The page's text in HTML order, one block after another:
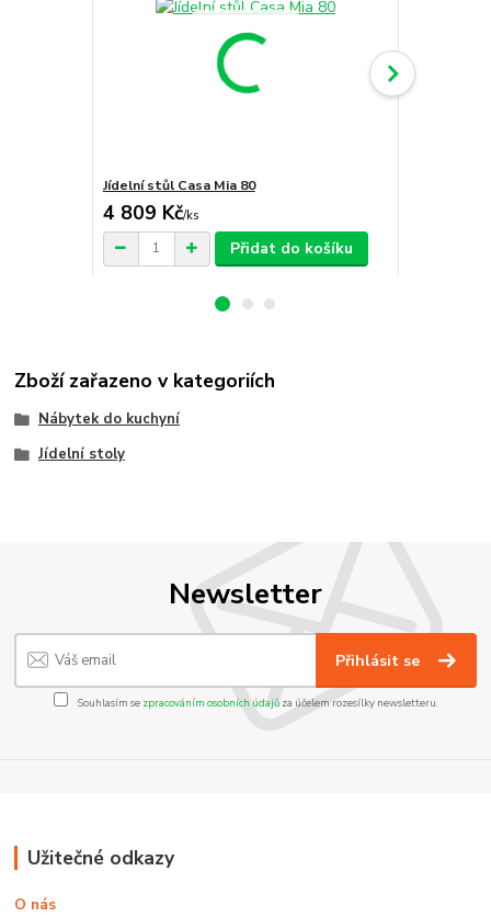
Jídelní stůl Casa Mia 80
4 809 Kč/ks
Přidat do košíku
Zboží zařazeno v kategoriích
Nábytek do kuchyní
Jídelní stoly
Newsletter
Přihlásit se
Souhlasím se zpracováním osobních údajůza účelem rozesílky newsletteru.
Užitečné odkazy
O nás